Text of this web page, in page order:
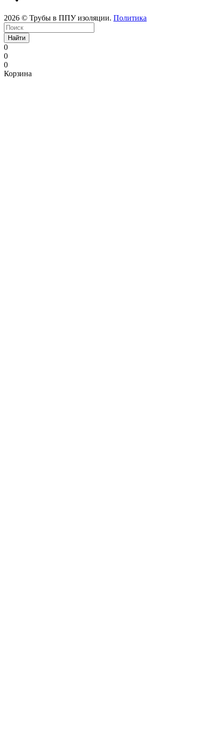
2026 © Трубы в ППУ изоляции. Политика
Найти
0
0
0
Корзина